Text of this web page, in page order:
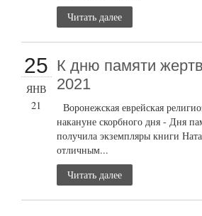
Читать далее
25
ЯНВ
21
К дню памяти
2021
Воронежская еврейская
накануне скорбного дня - Дня
получила экземпляры книги
отличным...
Читать далее